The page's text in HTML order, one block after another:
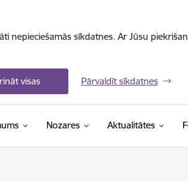
nepieciešamās sīkdatnes. Ar Jūsu
visas Pārvaldīt sīkdatnes
Nozares Aktualitātes